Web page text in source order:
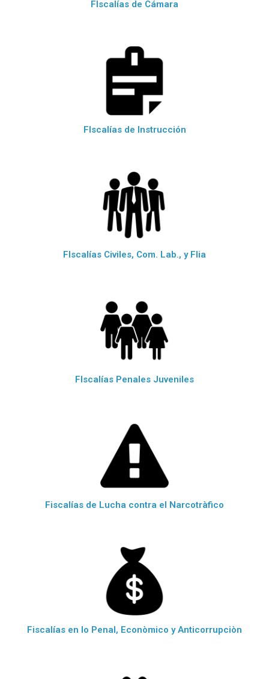
FIscalías de Cámara
FIscalías de Instrucción
FIscalías Civiles, Com. Lab., y Flia
FIscalías Penales Juveniles
Fiscalías de Lucha contra el Narcotràfico
Fiscalías en lo Penal, Econòmico y Anticorrupciòn